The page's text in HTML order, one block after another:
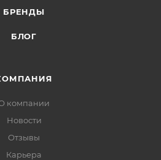
БРЕНДЫ
БЛОГ
компании
Новости
Отзывы
Карьера